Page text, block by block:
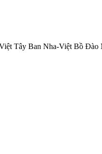
Tây Ban Nha-Việt Bồ